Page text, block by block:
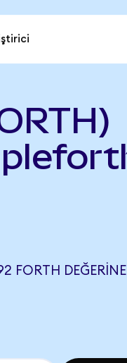
FORTH DEĞERINE